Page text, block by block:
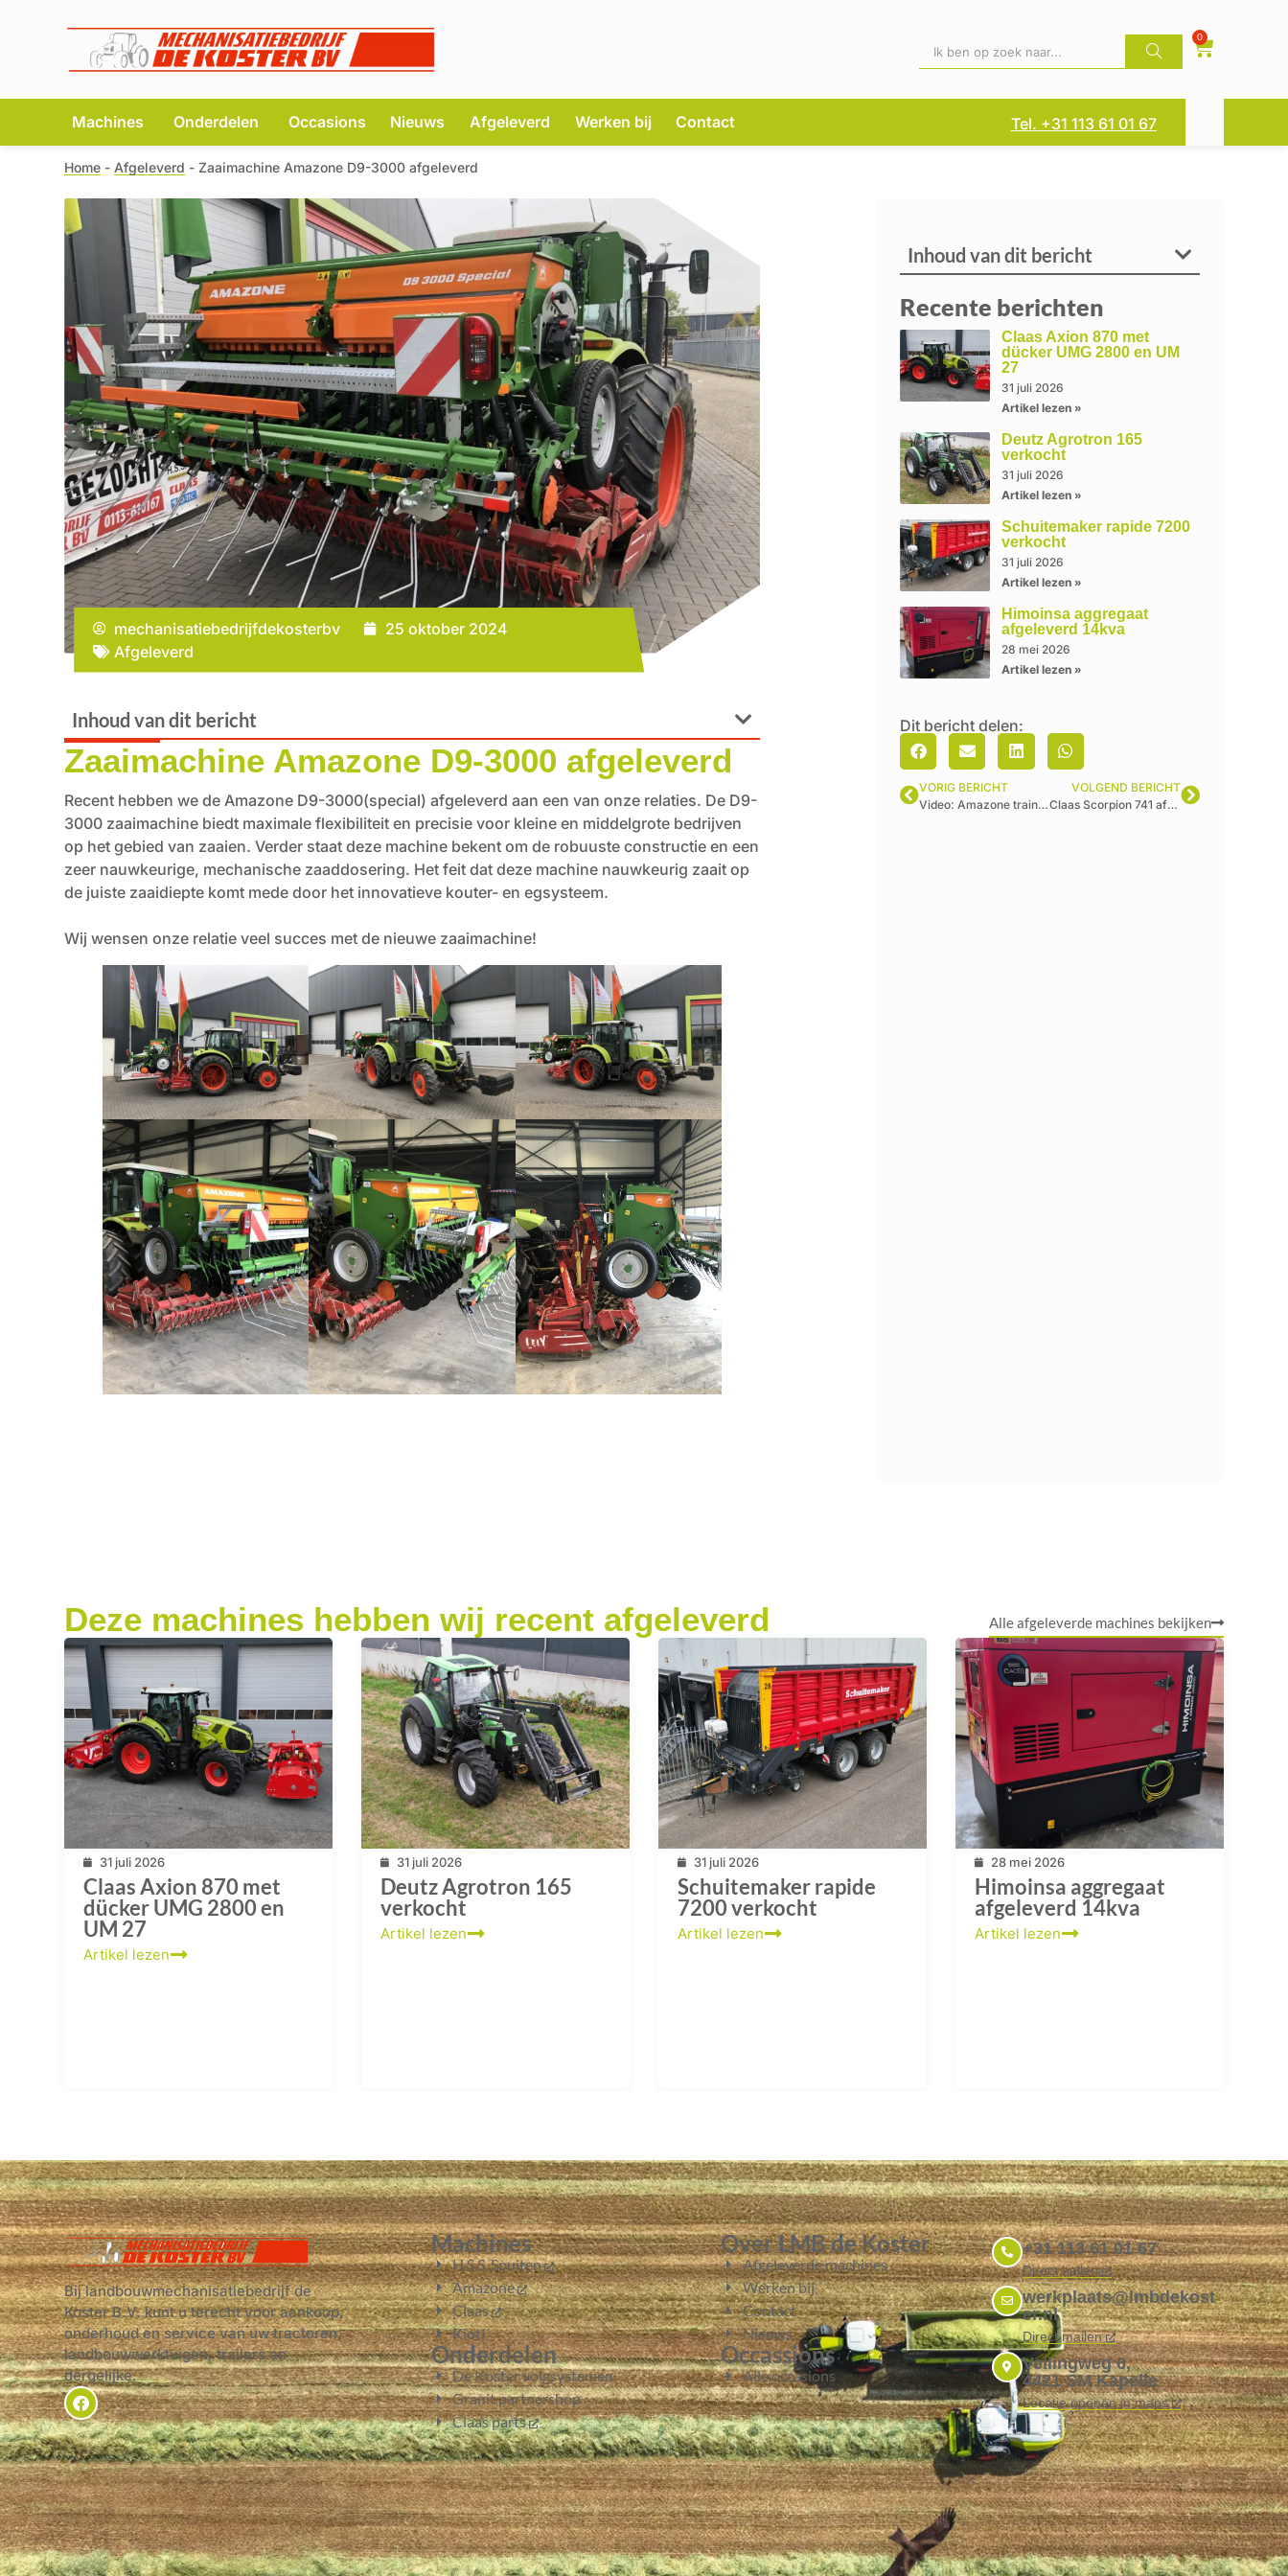
0
Machines Onderdelen Occasions Nieuws Afgeleverd Werken bij Contact Tel. +31 113 61 01 67
Home - Afgeleverd -Zaaimachine Amazone D9-3000 afgeleverd
mechanisatiebedrijfdekosterbv
25 oktober 2024
Afgeleverd
Inhoud van dit bericht
Zaaimachine Amazone D9-3000 afgeleverd
Recent hebben we de Amazone D9-3000(special) afgeleverd aan een van onze relaties. De D9-
3000 zaaimachine biedt maximale flexibiliteit en precisie voor kleine en middelgrote bedrijven
op het gebied van zaaien. Verder staat deze machine bekent om de robuuste constructie en een
zeer nauwkeurige, mechanische zaaddosering. Het feit dat deze machine nauwkeurig zaait op
de juiste zaaidiepte komt mede door het innovatieve kouter- en egsysteem.
Wij wensen onze relatie veel succes met de nieuwe zaaimachine!
Inhoud van dit bericht
Recente berichten
Claas Axion 870 met
dücker UMG 2800 en UM
27
31 juli 2026
Artikel lezen »
Deutz Agrotron 165
verkocht
31 juli 2026
Artikel lezen »
Schuitemaker rapide 7200
verkocht
31 juli 2026
Artikel lezen »
Himoinsa aggregaat
afgeleverd 14kva
28 mei 2026
Artikel lezen »
Dit bericht delen:
VORIG BERICHT
Video: Amazone training dagen georganiseerd door Kamps de Wild
VOLGEND BERICHT
Claas Scorpion 741 afgeleverd
Deze machines hebben wij recent afgeleverd Alle afgeleverde machines bekijken
31 juli 2026
Claas Axion 870 met
dücker UMG 2800 en
UM 27
Artikel lezen
31 juli 2026
Deutz Agrotron 165
verkocht
Artikel lezen
31 juli 2026
Schuitemaker rapide
7200 verkocht
Artikel lezen
28 mei 2026
Himoinsa aggregaat
afgeleverd 14kva
Artikel lezen
Bij landbouwmechanisatiebedrijf de
Koster B.V. kunt u terecht voor aankoop,
onderhoud en service van uw tractoren,
landbouwwerktuigen, trailers en
dergelijke.
Machines
H.S.S. Spuiten
Amazone
Claas
Kioti
Over LMB de Koster
Afgeleverde machines
Werken bij
Contact
Nieuws
Onderdelen
De Koster volgsystemen
Granit partnershop
Claas parts
Occassions
Alle occasions
+31 113 61 01 67
Direct bellen
werkplaats@lmbdekost
er.nl
Direct mailen
Veilingweg 6,
4421 SM Kapelle
Locatie openen in maps